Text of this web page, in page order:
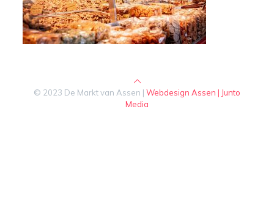
© 2023 De Markt van Assen | Webdesign Assen | Junto
Media